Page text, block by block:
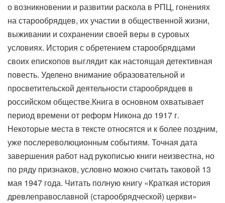
о возникновении и развитии раскола в РПЦ, гонениях
на старообрядцев, их участии в общественной жизни,
выживании и сохранении своей веры в суровых
условиях. История с обретением старообрядцами
своих епископов выглядит как настоящая детективная
повесть. Уделено внимание образовательной и
просветительской деятельности старообрядцев в
российском обществе.Книга в основном охватывает
период времени от реформ Никона до 1917 г.
Некоторые места в тексте относятся и к более поздним,
уже послереволюционным событиям. Точная дата
завершения работ над рукописью книги неизвестна, но
по ряду признаков, условно можно считать таковой 13
мая 1947 года. Читать полную книгу «Краткая история
древлеправославной (старообрядческой) церкви»